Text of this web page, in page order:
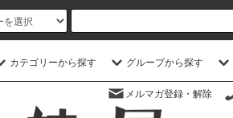
カテゴリーから探す グループから探す
メルマガ登録・解除